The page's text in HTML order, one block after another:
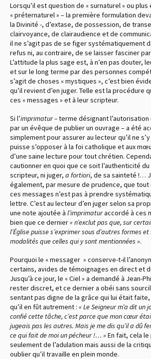
Lorsqu’il est question de « surnaturel » ou
« préternaturel » – la première formulation
la Divinité -, d’extase, de possession, de
clairvoyance, de clairaudience et de
il ne s’agit pas de se figer systématiquement
refus ni, au contraire, de se laisser fasciner
L’attitude la plus sage est, à n’en pas douter,
et sur le long terme par des personnes
s’agit de choses « mystiques », c’est bien
qu’il revient d’en juger. Telle est la procédure
ces « messages » et à leur scripteur.
Si l’imprimatur –terme désignant
par un évêque de publier un ouvrage – a été
simplement pour assurer au lecteur qu’il ne
puisse s’opposer à la foi catholique et aux
d’une saine lecture pour tout chrétien.
cautionner en quoi que ce soit l’authenticité
scripteur, ni juger, a fortiori, de sa sainteté !…
également, par mesure de prudence, que tout
ces messages n’est pas à prendre
lettre. C’est au lecteur d’en juger selon sa
une note ajoutée à l’imprimaturaccordé à ces
bien que ce dernier« n’exclut pas que, sur
l’Église puisse s’exprimer sous d’autres formes
modalités que celles qui y sont mentionnées ».
Pourquoi le « messager » conserve-t-il
certains, avides de témoignages en direct et
Jusqu’à ce jour, le « Ciel » a demandé à Jean-
rester discret, et ce dernier a obéi sans
sentant pas digne de la grâce qui lui était faite,
qu’il en fût autrement : « Le Seigneur m’a dit un
confié cette tâche, c’est parce que mon cœur
jugeais pas les autres. Mais je me dis qu’il a dû
ce qui fait de moi un pécheur !… »En fait, cela
seulement de l’adulation mais aussi de la
oublier qu’il travaille en plein monde.